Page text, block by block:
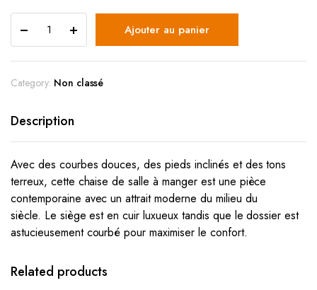
Ajouter au panier
Category: Non classé
Description
Avec des courbes douces, des pieds inclinés et des tons
terreux, cette chaise de salle à manger est une pièce
contemporaine avec un attrait moderne du milieu du
siècle. Le siège est en cuir luxueux tandis que le dossier est
astucieusement courbé pour maximiser le confort.
Related products